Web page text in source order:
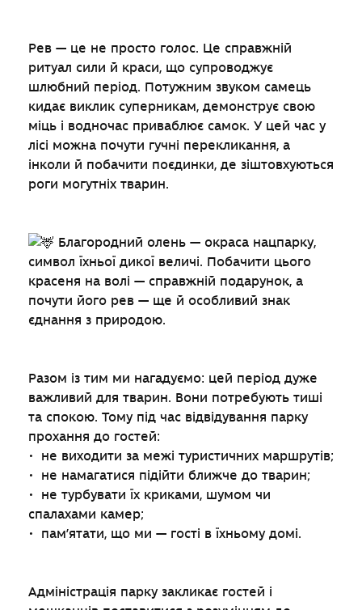
Рев — це не просто голос. Це справжній
ритуал сили й краси, що супроводжує
шлюбний період. Потужним звуком самець
кидає виклик суперникам, демонструє свою
міць і водночас приваблює самок. У цей час у
лісі можна почути гучні перекликання, а
інколи й побачити поєдинки, де зіштовхуються
роги могутніх тварин.
Благородний олень — окраса нацпарку,
символ їхньої дикої величі. Побачити цього
красеня на волі — справжній подарунок, а
почути його рев — ще й особливий знак
єднання з природою.
Разом із тим ми нагадуємо: цей період дуже
важливий для тварин. Вони потребують тиші
та спокою. Тому під час відвідування парку
прохання до гостей:
• не виходити за межі туристичних маршрутів;
• не намагатися підійти ближче до тварин;
• не турбувати їх криками, шумом чи
спалахами камер;
• пам’ятати, що ми — гості в їхньому домі.
Адміністрація парку закликає гостей і